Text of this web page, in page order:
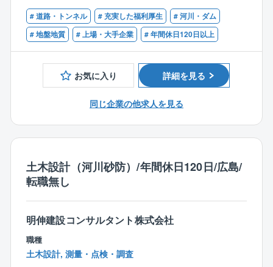
※特に近年では、気候温暖化に伴う局地的な異常豪雨や
大規模地震（阪神大震災、中越地震、岩手宮城内陸地
震）が多発しており、これら災害に対して安全管理を
踏まえ応急対策や地域振興を念頭にした恒久対策に常
に第一線で対応しています。
■働く環境について
残業時間は、時期によってばらつきはありますが、平
均して月40時間程度です。
ノー残業デーや残業時間のアラートメール配信の他、
り組みを実施しております。
◎サテライトオフィス勤務の導入（首都圏に6カ所設
◎フレックス制度の導入（早朝勤務の奨励等も有）
◎スタンディングミーティングの実施
◎地域限定制度の導入
■防災分野での計画、調査、設計経験
■建設コンサルタントでの経験
【歓迎資格】
■地質調査技士
■1級土木施工管理技士
# 道路・トンネル # 充実した福利厚生
# 河川・ダム
# 地盤地質
# 上場・大手企業 # 年間休日120日以上
お気に入り 詳細を見る
同じ企業の他求人を見る
土木設計（河川砂防）/年間休日120日/広島/
転職無し
明伸建設コンサルタント株式会社
職種
土木設計, 測量・点検・調査